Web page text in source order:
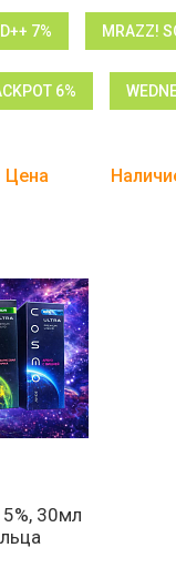
7% MRAZZ!
6%
Цена
30мл